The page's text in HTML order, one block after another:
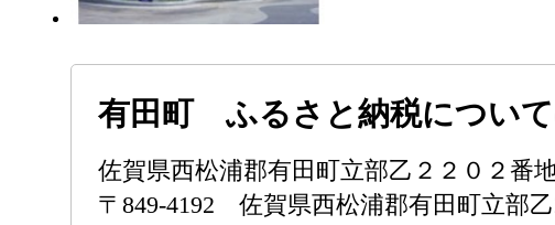
有田町 ふるさと納税につい
佐賀県西松浦郡有田町立部乙２２０
〒849-4192 佐賀県西松浦郡有田町立部